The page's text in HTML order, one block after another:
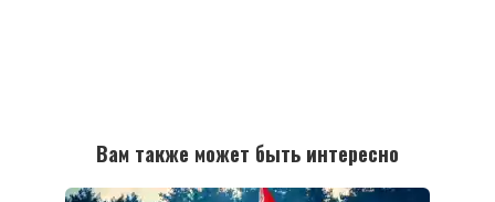
Вам также может быть интересно